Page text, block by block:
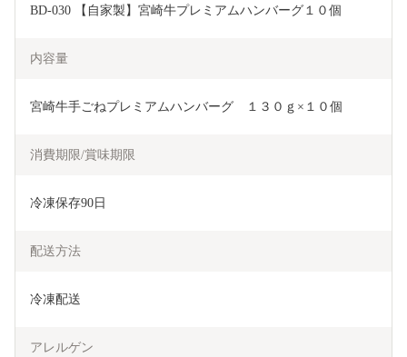
BD-030 【自家製】宮崎牛プレミアムハンバーグ１０個
内容量
宮崎牛手ごねプレミアムハンバーグ　１３０ｇ×１０個
消費期限/賞味期限
冷凍保存90日
配送方法
冷凍配送
アレルゲン